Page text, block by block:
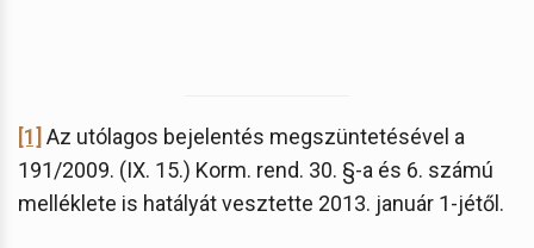
[1] Az utólagos bejelentés megszüntetésével a
191/2009. (IX. 15.) Korm. rend. 30. §-a és 6. számú
melléklete is hatályát vesztette 2013. január 1-jétől.